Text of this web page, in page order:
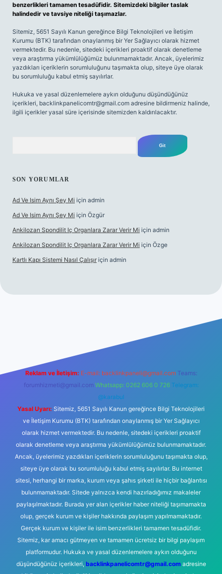
benzerlikleri tamamen tesadüfidir. Sitemizdeki bilgiler taslak
halindedir ve tavsiye niteliği taşımazlar.
Sitemiz, 5651 Sayılı Kanun gereğince Bilgi Teknolojileri ve İletişim
Kurumu (BTK) tarafından onaylanmış bir Yer Sağlayıcı olarak hizmet
vermektedir. Bu nedenle, sitedeki içerikleri proaktif olarak denetleme
veya araştırma yükümlülüğümüz bulunmamaktadır. Ancak, üyelerimiz
yazdıkları içeriklerin sorumluluğunu taşımakta olup, siteye üye olarak
bu sorumluluğu kabul etmiş sayılırlar.
Hukuka ve yasal düzenlemelere aykırı olduğunu düşündüğünüz
içerikleri, backlinkpanelicomtr@gmail.com adresine bildirmeniz halinde,
ilgili içerikler yasal süre içerisinde sitemizden kaldırılacaktır.
SON YORUMLAR
Ad Ve Isim Aynı Şey Mi için admin
Ad Ve Isim Aynı Şey Mi için Özgür
Ankilozan Spondilit Iç Organlara Zarar Verir Mi için admin
Ankilozan Spondilit Iç Organlara Zarar Verir Mi için Özge
Kartlı Kapı Sistemi Nasıl Çalışır için admin
Reklam ve İletişim: E-mail: backlinkpaneli@gmail.com Teams:
forumhizmeti@gmail.com Whatsapp: 0262 606 0 726 Telegram:
@karabul
Yasal Uyarı: Sitemiz, 5651 Sayılı Kanun gereğince Bilgi Teknolojileri
ve İletişim Kurumu (BTK) tarafından onaylanmış bir Yer Sağlayıcı
olarak hizmet vermektedir. Bu nedenle, sitedeki içerikleri proaktif
olarak denetleme veya araştırma yükümlülüğümüz bulunmamaktadır.
Ancak, üyelerimiz yazdıkları içeriklerin sorumluluğunu taşımakta olup,
siteye üye olarak bu sorumluluğu kabul etmiş sayılırlar. Bu internet
sitesi, herhangi bir marka, kurum veya şahıs şirketi ile hiçbir bağlantısı
bulunmamaktadır. Sitede yalnızca kendi hazırladığımız makaleler
paylaşılmaktadır. Burada yer alan içerikler haber niteliği taşımamakta
olup, gerçek kurum ve kişiler hakkında paylaşım yapılmamaktadır.
Gerçek kurum ve kişiler ile isim benzerlikleri tamamen tesadüfidir.
Sitemiz, kar amacı gütmeyen ve tamamen ücretsiz bir bilgi paylaşım
platformudur. Hukuka ve yasal düzenlemelere aykırı olduğunu
düşündüğünüz içerikleri, backlinkpanelicomtr@gmail.comadresine